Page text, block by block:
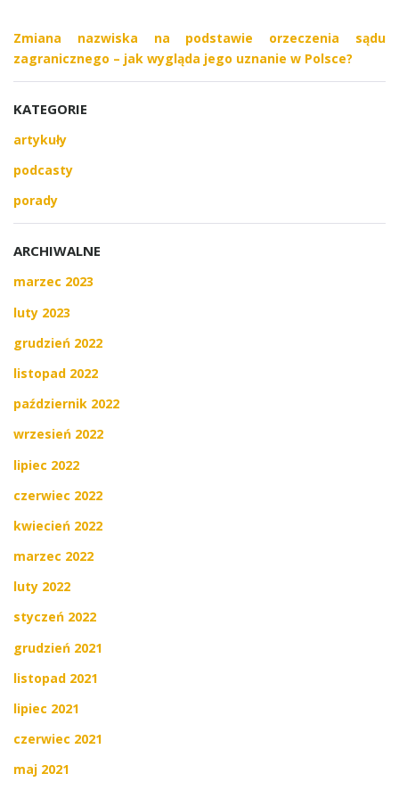
Zmiana nazwiska na podstawie orzeczenia sądu
zagranicznego – jak wygląda jego uznanie w Polsce?
KATEGORIE
artykuły
podcasty
porady
ARCHIWALNE
marzec 2023
luty 2023
grudzień 2022
listopad 2022
październik 2022
wrzesień 2022
lipiec 2022
czerwiec 2022
kwiecień 2022
marzec 2022
luty 2022
styczeń 2022
grudzień 2021
listopad 2021
lipiec 2021
czerwiec 2021
maj 2021